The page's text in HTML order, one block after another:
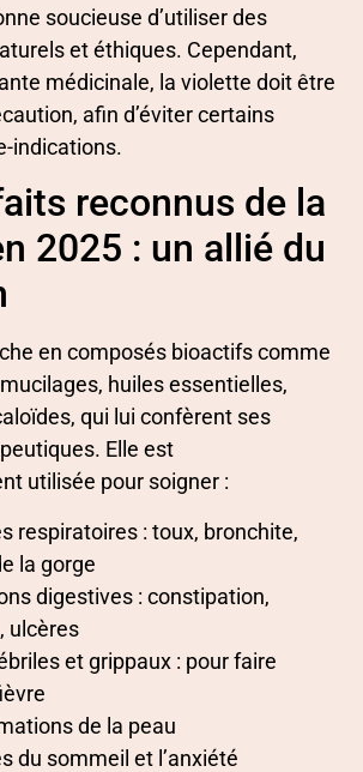
soucieuse d’utiliser des
et éthiques. Cependant,
médicinale, la violette doit être
afin d’éviter certains
indications.
reconnus de la
2025 : un allié du
en composés bioactifs comme
huiles essentielles,
qui lui confèrent ses
Elle est
utilisée pour soigner :
respiratoires : toux, bronchite,
la gorge
digestives : constipation,
ulcères
et grippaux : pour faire
de la peau
du sommeil et l’anxiété